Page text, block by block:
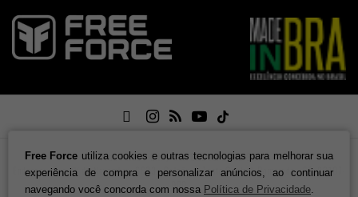
Free Force utiliza cookies e outras tecnologias para melhorar sua
experiência de compra e personalizar anúncios, ao continuar
navegando você concorda com nossa Política de Privacidade

Free Force / CNPJ: 01.701.348/0003-30
Endereço: Rua XV de Novembro, 6633 - Galpão 4. Testo Central. Pomerode - SC, 89107-
000